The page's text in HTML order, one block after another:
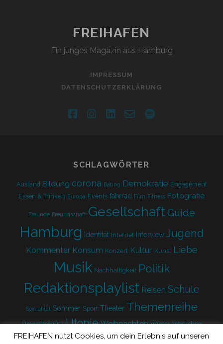
FREIHAFEN
Ein junges Magazin aus Hamburg
IMPRESSUM
DATENSCHUTZERKLÄRUNG
facebookinstagram
linkedin
email-spotify
SCHLAGWÖRTER
Ausland Bildung corona Dating Demokratie Engagement
Essen & Trinken Europa Events fahrrad Film Fitness Fotografie
Freunde Freundschaft GesellschaftGuide
Hamburg Identität Internet Interview Jugend
Kommentar Konsum Konzert Kultur Kunst Liebe
Musik Nachhaltigkeit Politik
Redaktionsplaylist Reisen Schule
Sexualität Sommer Sport Theater Themenreihe
Umweltschutz Utopie Weihnachten Winter Workshop
Zukunft
FREIHAFEN nutzt Cookies, um dein Erlebnis auf unseren